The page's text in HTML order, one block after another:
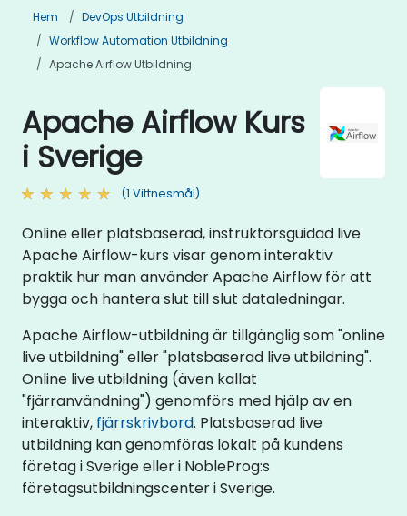
Hem
DevOps Utbildning
Workflow Automation Utbildning
Apache Airflow Utbildning
Apache Airflow Kurs
i Sverige
(1 Vittnesmål)
Online eller platsbaserad, instruktörsguidad live
Apache Airflow-kurs visar genom interaktiv
praktik hur man använder Apache Airflow för att
bygga och hantera slut till slut dataledningar.
Apache Airflow-utbildning är tillgänglig som "online
live utbildning" eller "platsbaserad live utbildning".
Online live utbildning (även kallat
"fjärranvändning") genomförs med hjälp av en
interaktiv, fjärrskrivbord. Platsbaserad live
utbildning kan genomföras lokalt på kundens
företag i Sverige eller i NobleProg:s
företagsutbildningscenter i Sverige.